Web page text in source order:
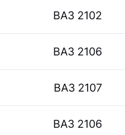
ВАЗ 2102
ВАЗ 2106
ВАЗ 2107
ВАЗ 2106